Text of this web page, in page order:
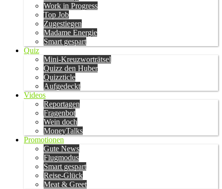
Work in Progress
Top Job
Zugestiegen
Madame Energie
Smart gespart
Quiz
Mini-Kreuzworträtsel
Quizz den Huber
Quizzticle
Aufgedeckt
Videos
Reportagen
Fragenbot
Wein doch
MoneyTalks
Promotionen
Gute News
Flugmodus
Smart gespart
Reise-Glück
Meat & Greet